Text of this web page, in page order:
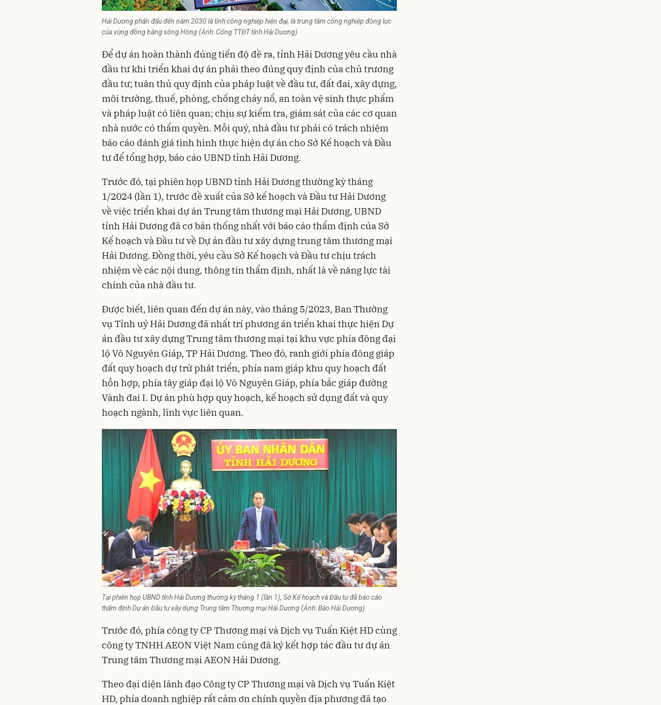
Hải Dương phấn đấu đến năm 2030 là tỉnh công nghiệp hiện đại, là trung tâm công nghiệp động lực
của vùng đồng bằng sông Hồng (Ảnh: Cổng TTĐT tỉnh Hải Dương)
Để dự án hoàn thành đúng tiến độ đề ra, tỉnh Hải Dương yêu cầu nhà
đầu tư khi triển khai dự án phải theo đúng quy định của chủ trương
đầu tư; tuân thủ quy định của pháp luật về đầu tư, đất đai, xây dựng,
môi trường, thuế, phòng, chống cháy nổ, an toàn vệ sinh thực phẩm
và pháp luật có liên quan; chịu sự kiểm tra, giám sát của các cơ quan
nhà nước có thẩm quyền. Mỗi quý, nhà đầu tư phải có trách nhiệm
báo cáo đánh giá tình hình thực hiện dự án cho Sở Kế hoạch và Đầu
tư để tổng hợp, báo cáo UBND tỉnh Hải Dương.
Trước đó, tại phiên họp UBND tỉnh Hải Dương thường kỳ tháng
1/2024 (lần 1), trước đề xuất của Sở kế hoạch và Đầu tư Hải Dương
về việc triển khai dự án Trung tâm thương mại Hải Dương, UBND
tỉnh Hải Dương đã cơ bản thống nhất với báo cáo thẩm định của Sở
Kế hoạch và Đầu tư về Dự án đầu tư xây dựng trung tâm thương mại
Hải Dương. Đồng thời, yêu cầu Sở Kế hoạch và Đầu tư chịu trách
nhiệm về các nội dung, thông tin thẩm định, nhất là về năng lực tài
chính của nhà đầu tư.
Được biết, liên quan đến dự án này, vào tháng 5/2023, Ban Thường
vụ Tỉnh uỷ Hải Dương đã nhất trí phương án triển khai thực hiện Dự
án đầu tư xây dựng Trung tâm thương mại tại khu vực phía đông đại
lộ Võ Nguyên Giáp, TP Hải Dương. Theo đó, ranh giới phía đông giáp
đất quy hoạch dự trữ phát triển, phía nam giáp khu quy hoạch đất
hỗn hợp, phía tây giáp đại lộ Võ Nguyên Giáp, phía bắc giáp đường
Vành đai I. Dự án phù hợp quy hoạch, kế hoạch sử dụng đất và quy
hoạch ngành, lĩnh vực liên quan.
Tại phiên họp UBND tỉnh Hải Dương thường kỳ tháng 1 (lần 1), Sở Kế hoạch và Đầu tư đã báo cáo
thẩm định Dự án Đầu tư xây dựng Trung tâm Thương mại Hải Dương (Ảnh: Báo Hải Dương)
Trước đó, phía công ty CP Thương mại và Dịch vụ Tuấn Kiệt HD cùng
công ty TNHH AEON Việt Nam cũng đã ký kết hợp tác đầu tư dự án
Trung tâm Thương mại AEON Hải Dương.
Theo đại diện lãnh đạo Công ty CP Thương mại và Dịch vụ Tuấn Kiệt
HD, phía doanh nghiệp rất cảm ơn chính quyền địa phương đã tạo